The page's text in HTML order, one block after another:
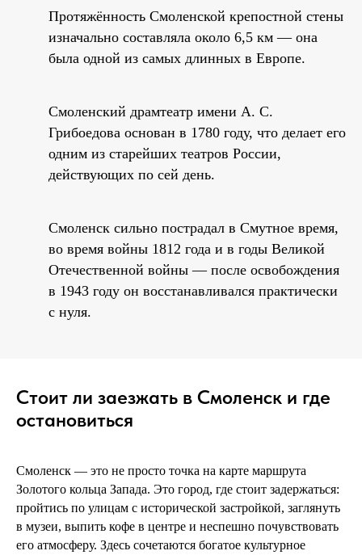
Протяжённость Смоленской крепостной стены
изначально составляла около 6,5 км — она
была одной из самых длинных в Европе.
Смоленский драмтеатр имени А. С.
Грибоедова основан в 1780 году, что делает его
одним из старейших театров России,
действующих по сей день.
Смоленск сильно пострадал в Смутное время,
во время войны 1812 года и в годы Великой
Отечественной войны — после освобождения
в 1943 году он восстанавливался практически
с нуля.
Стоит ли заезжать в Смоленск и где
остановиться
Смоленск — это не просто точка на карте маршрута
Золотого кольца Запада. Это город, где стоит задержаться:
пройтись по улицам с исторической застройкой, заглянуть
в музеи, выпить кофе в центре и неспешно почувствовать
его атмосферу. Здесь сочетаются богатое культурное